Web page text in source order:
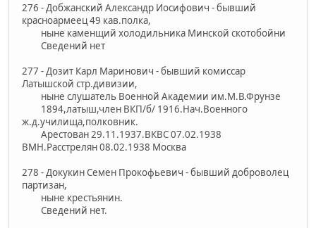
276 - Добжанский Александр Иосифович - бывший
красноармеец 49 кав.полка,
ныне каменщий холодильника Минской скотобойни
Сведений нет
277 - Дозит Карл Маринович - бывший комиссар
Латышской стр.дивизии,
ныне слушатель Военной Академии им.М.В.Фрунзе
1894,латыш,член ВКП/б/ 1916.Нач.Военного
ж.д.училища,полковник.
Арестован 29.11.1937.ВКВС 07.02.1938
ВМН.Расстрелян 08.02.1938 Москва
278 - Докукин Семен Прокофьевич - бывший доброволец
партизан,
ныне крестьянин.
Сведений нет.